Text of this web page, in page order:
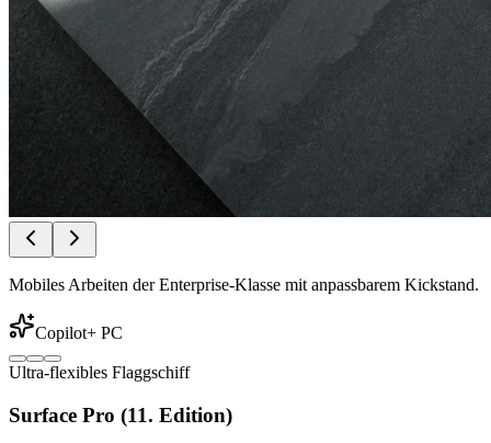
Mobiles Arbeiten der Enterprise-Klasse mit anpassbarem Kickstand.
Copilot+ PC
Ultra-flexibles Flaggschiff
Surface Pro (11. Edition)